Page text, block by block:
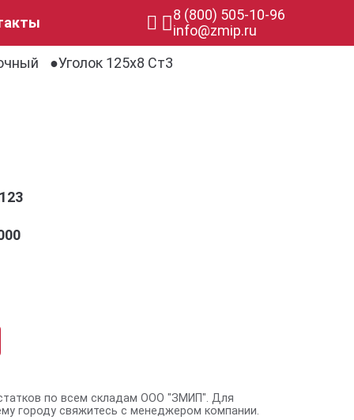
8 (800) 505-10-96
info@zmip.ru
Уголок 125х8 Ст3
по всем складам ООО "ЗМИП". Для
городу свяжитесь с менеджером компании.